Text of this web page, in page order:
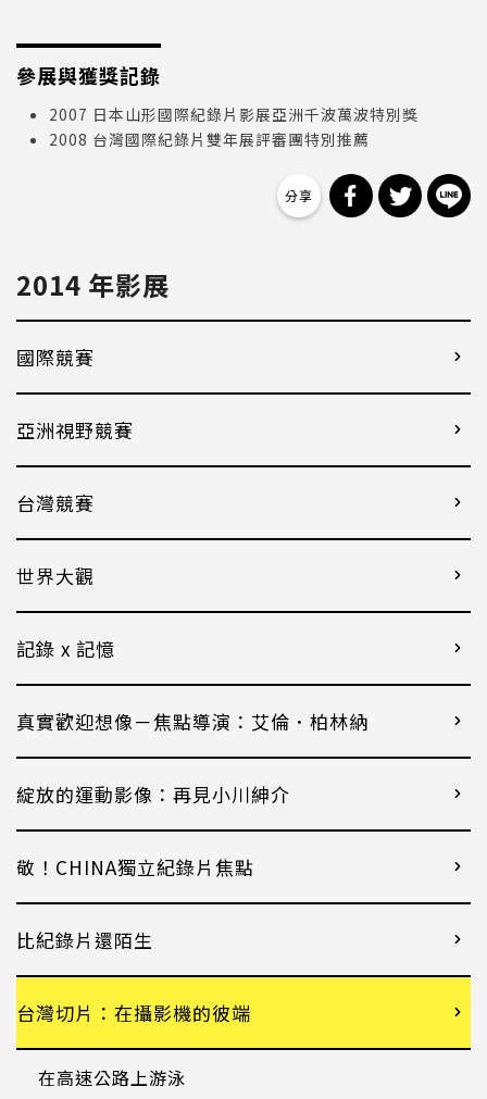
參展與獲獎記錄
2007 日本山形國際紀錄片影展亞洲千波萬波特別獎
2008 台灣國際紀錄片雙年展評審團特別推薦
分享到分享到
2014 年影展
國際競賽
亞洲視野競賽
台灣競賽
世界大觀
記錄 x 記憶
真實歡迎想像－焦點導演：艾倫．柏林納
綻放的運動影像：再見小川紳介
敬！CHINA獨立紀錄片焦點
比紀錄片還陌生
台灣切片：在攝影機的彼端
在高速公路上游泳